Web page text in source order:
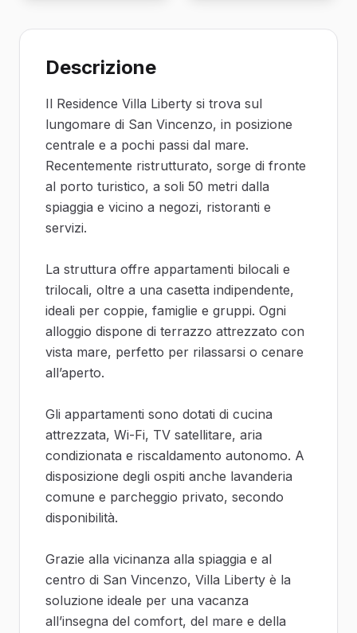
Descrizione
Il Residence Villa Liberty si trova sul
lungomare di San Vincenzo, in posizione
centrale e a pochi passi dal mare.
Recentemente ristrutturato, sorge di fronte
al porto turistico, a soli 50 metri dalla
spiaggia e vicino a negozi, ristoranti e
servizi.
La struttura offre appartamenti bilocali e
trilocali, oltre a una casetta indipendente,
ideali per coppie, famiglie e gruppi. Ogni
alloggio dispone di terrazzo attrezzato con
vista mare, perfetto per rilassarsi o cenare
all’aperto.
Gli appartamenti sono dotati di cucina
attrezzata, Wi-Fi, TV satellitare, aria
condizionata e riscaldamento autonomo. A
disposizione degli ospiti anche lavanderia
comune e parcheggio privato, secondo
disponibilità.
Grazie alla vicinanza alla spiaggia e al
centro di San Vincenzo, Villa Liberty è la
soluzione ideale per una vacanza
all’insegna del comfort, del mare e della